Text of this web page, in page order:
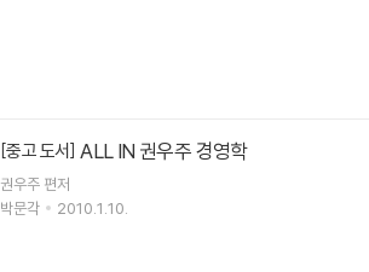
[중고 도서] ALL IN 권우주 경영학
권우주 편저
박문각
2010.1.10.